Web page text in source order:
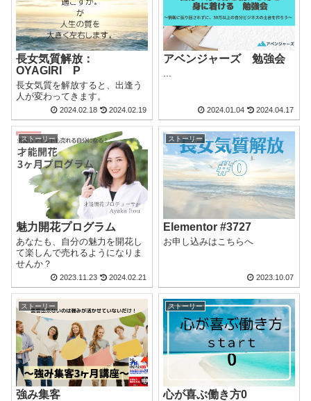
長女気質解放：
OYAGIRI P
長女気質を解放すると、出逢う
人が変わってきます。
2024.02.18 2024.02.19
アベンジャーズ 勉強会
2024.01.04 2024.04.17
ストーリー
魅力開花プログラム
あなたも、自分の魅力を開花し
て楽しんで売れるようになりま
せんか？
2023.11.23 2024.02.21
ストーリー
Elementor #3727
お申し込みはこちらへ
2023.10.07
ストーリー
強み集客
ストーリー
心が喜ぶ働き方0